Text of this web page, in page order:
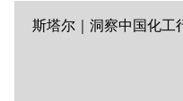
斯塔尔｜洞察中国化工